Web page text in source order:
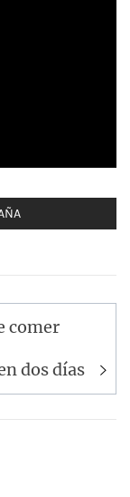
comer
dos días